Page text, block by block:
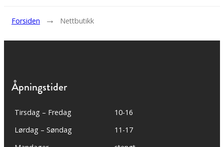
Forsiden → Nettbutikk
Åpningstider
Tirsdag – Fredag
10-16
Lørdag – Søndag
11-17